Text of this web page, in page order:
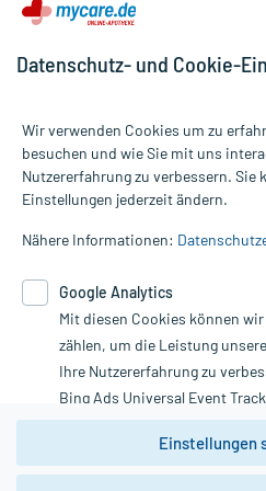
Alle Preise gelten inkl. MwSt., ggf.
Informationen auf dieser Website
die Untersuchung und Behandlung
Therapien eingeleitet werden
Google Analytics. Lesen Sie bitte
unserer Datenschutzerklärung. Für
nutzen Sie das Formular:
Vertrag widerrufen
Datenschutz- und Cookie-
Wir verwenden Cookies um zu
besuchen und wie Sie mit uns
Nutzererfahrung zu verbessern. Sie
Einstellungen jederzeit ändern.
Nähere Informationen:
Google Analytics
Mit diesen Cookies können
zählen, um die Leistung
Ihre Nutzererfahrung zu
Bing Ads Universal Event
Youtube-Social Plugin).
Wir weisen darauf hin, dass
Einstellungen